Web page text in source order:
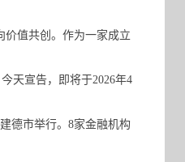
值共创。作为一家成立
天宣告，即将于2026年4
德市举行。8家金融机构